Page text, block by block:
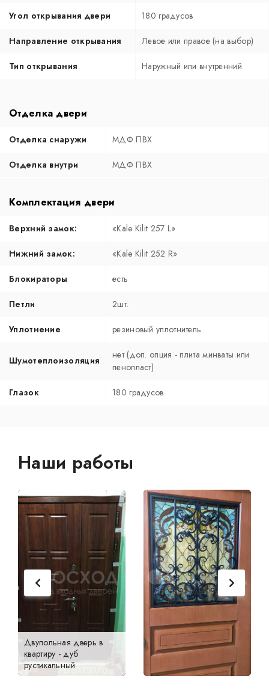
Угол открывания двери 180 градусов
Направление открывания Левое или правое (на выбор)
Тип открывания Наружный или внутренний
Отделка двери
Отделка снаружи МДФ ПВХ
Отделка внутри МДФ ПВХ
Комплектация двери
Верхний замок: «Kale Kilit 257 L»
Нижний замок: «Kale Kilit 252 R»
Блокираторы есть
Петли 2шт.
Уплотнение резиновый уплотнитель
Шумотеплоизоляция
нет (доп. опция - плита минваты или
пенопласт)
Глазок 180 градусов
Наши работы
Двупольная дверь в
квартиру - дуб
рустикальный